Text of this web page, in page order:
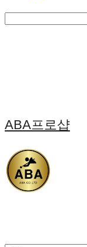
ABA프로샵